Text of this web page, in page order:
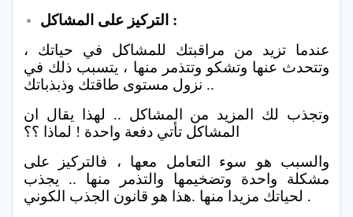
التركيز على المشاكل :
عندما تزيد من مراقبتك للمشاكل في حياتك ،
وتتحدث عنها وتشكو وتتذمر منها ، يتسبب ذلك في
نزول مستوى طاقتك وذبذباتك ..
وتجذب لك المزيد من المشاكل .. لهذا يقال ان
المشاكل تأتي دفعة واحدة ! لماذا ؟؟
والسبب هو سوء التعامل معها ، فالتركيز على
مشكلة واحدة وتضخيمها والتذمر منها .. يجذب
لحياتك مزيدا منها .هذا هو قانون الجذب الكوني .